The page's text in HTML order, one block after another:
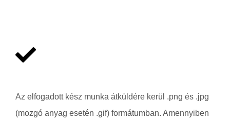
Az elfogadott kész munka átküldére kerül .png és .jpg
(mozgó anyag esetén .gif) formátumban. Amennyiben